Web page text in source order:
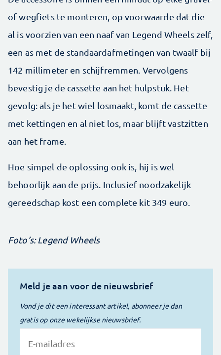
of wegfiets te monteren, op voorwaarde dat die
al is voorzien van een naaf van Legend Wheels zelf,
een as met de standaardafmetingen van twaalf bij
142 millimeter en schijfremmen. Vervolgens
bevestig je de cassette aan het hulpstuk. Het
gevolg: als je het wiel losmaakt, komt de cassette
met kettingen en al niet los, maar blijft vastzitten
aan het frame.
Hoe simpel de oplossing ook is, hij is wel
behoorlijk aan de prijs. Inclusief noodzakelijk
gereedschap kost een complete kit 349 euro.
Foto’s: Legend Wheels
Meld je aan voor de nieuwsbrief
Vond je dit een interessant artikel, abonneer je dan
gratis op onze wekelijkse nieuwsbrief.